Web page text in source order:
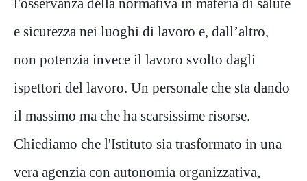
l'osservanza della normativa in materia di salute
e sicurezza nei luoghi di lavoro e, dall’altro,
non potenzia invece il lavoro svolto dagli
ispettori del lavoro. Un personale che sta dando
il massimo ma che ha scarsissime risorse.
Chiediamo che l'Istituto sia trasformato in una
vera agenzia con autonomia organizzativa,